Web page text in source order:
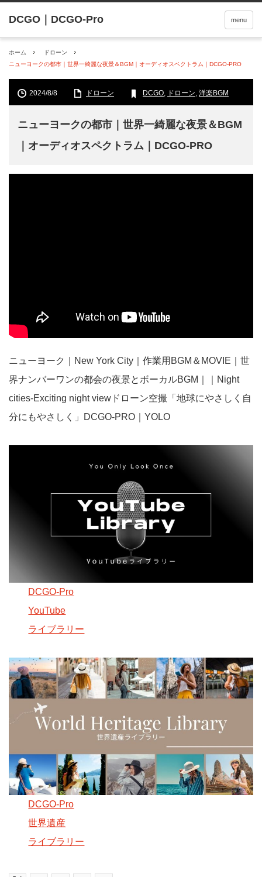
menu
ホーム
ドローン
ニューヨークの都市｜世界一綺麗な夜景＆BGM｜オーディオスペクトラム｜DCGO-PRO
2024/8/8 ドローン DCGO, ドローン, 洋楽BGM
ニューヨークの都市｜世界一綺麗な夜景＆BGM
｜オーディオスペクトラム｜DCGO-PRO
ニューヨーク｜New York City｜作業用BGM＆MOVIE｜世
界ナンバーワンの都会の夜景とボーカルBGM｜｜Night
cities-Exciting night viewドローン空撮「地球にやさしく自
分にもやさしく」DCGO-PRO｜YOLO
DCGO-Pro
YouTube
ライブラリー
DCGO-Pro
世界遺産
ライブラリー